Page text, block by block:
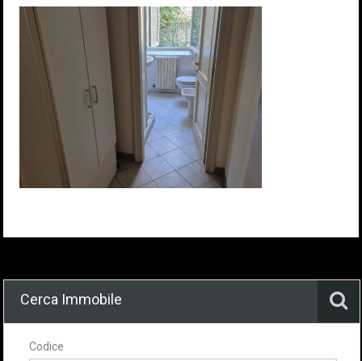
Cerca Immobile
Codice